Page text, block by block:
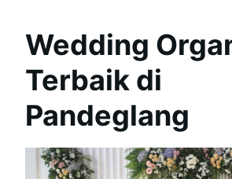
Wedding
Terbaik di
Pandeglang